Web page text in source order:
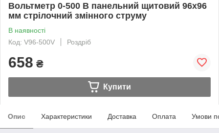
Вольтметр 0-500 В панельний щитовий 96х96
мм стрілочний змінного струму
В наявності
Код: V96-500V
Роздріб
658 ₴
Купити
Опис Характеристики Доставка Оплата Умови